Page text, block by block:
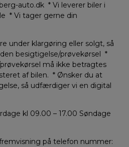
auto.dk * Vi leverer biler i
* Vi tager gerne din
under klargøring eller solgt, så
besigtigelse/prøvekørsel *
må ikke betragtes
af bilen. * Ønsker du at
så udfærdiger vi en digital
kl 09.00 – 17.00 Søndage
på telefon nummer: